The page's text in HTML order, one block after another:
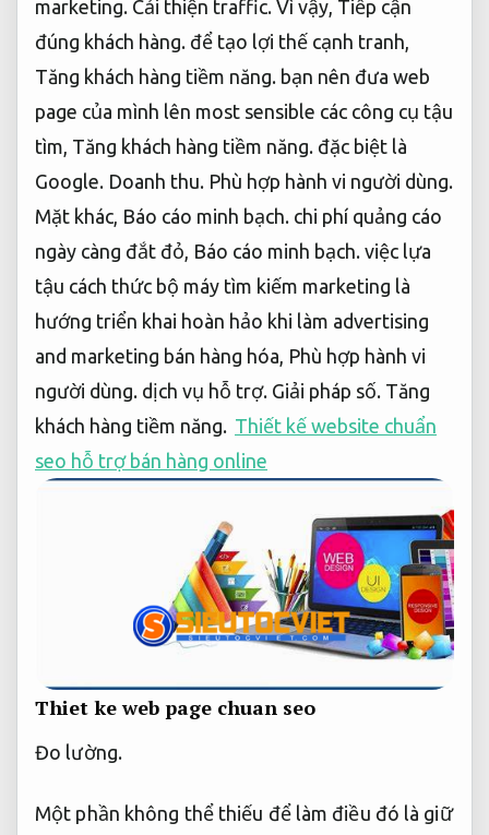
marketing. Cải thiện traffic. Vì vậy, Tiếp cận
đúng khách hàng. để tạo lợi thế cạnh tranh,
Tăng khách hàng tiềm năng. bạn nên đưa web
page của mình lên most sensible các công cụ tậu
tìm, Tăng khách hàng tiềm năng. đặc biệt là
Google. Doanh thu. Phù hợp hành vi người dùng.
Mặt khác, Báo cáo minh bạch. chi phí quảng cáo
ngày càng đắt đỏ, Báo cáo minh bạch. việc lựa
tậu cách thức bộ máy tìm kiếm marketing là
hướng triển khai hoàn hảo khi làm advertising
and marketing bán hàng hóa, Phù hợp hành vi
người dùng. dịch vụ hỗ trợ. Giải pháp số. Tăng
khách hàng tiềm năng. Thiết kế website chuẩn
seo hỗ trợ bán hàng online
Thiet ke web page chuan seo
Đo lường.
Một phần không thể thiếu để làm điều đó là giữ